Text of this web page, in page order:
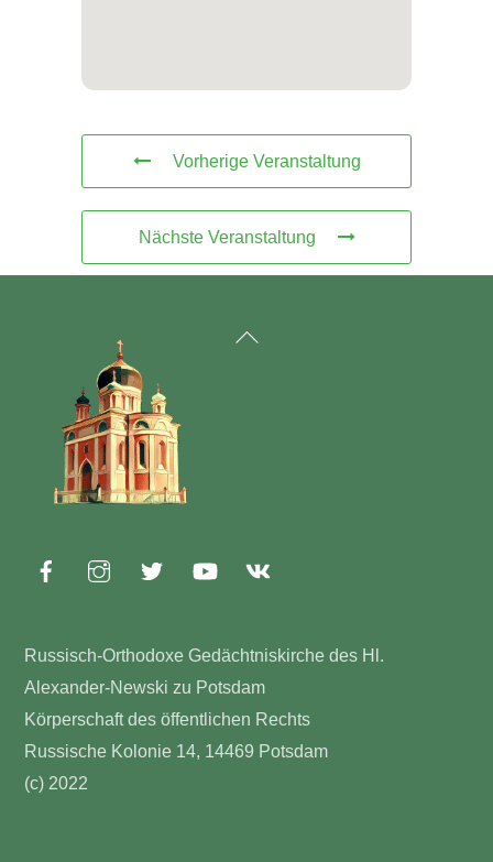
Vorherige Veranstaltung
Nächste Veranstaltung
Back
Russisch-Orthodoxe Gedächtniskirche des Hl.
Alexander-Newski zu Potsdam
Körperschaft des öffentlichen Rechts
Russische Kolonie 14, 14469 Potsdam
(c) 2022